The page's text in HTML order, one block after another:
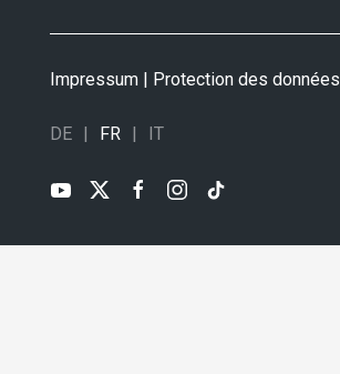
Impressum | Protection des données
DE FR IT